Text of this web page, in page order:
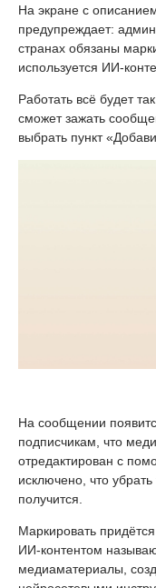
На экране с
предупреждает:
странах обязаны
используется ИИ-
Работать всё будет
сможет зажать
выбрать пункт
На сообщении
подписчикам, что
отредактирован с
исключено, что
получится.
Маркировать
ИИ-контентом
медиаматериалы,